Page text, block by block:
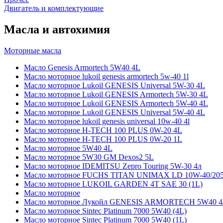
Двигатель и комплектующие
Масла и автохимия
Моторные масла
Масло Genesis Armortech 5W40 4L
Масло моторное lukoil genesis armortech 5w-40 1l
Масло моторное Lukoil GENESIS Universal 5W-30 4L
Масло моторное Lukoil GENESIS Armortech 5W-30 4L
Масло моторное Lukoil GENESIS Armortech 5W-40 4L
Масло моторное Lukoil GENESIS Universal 5W-40 4L
Масло моторное lukoil genesis universal 10w-40 4l
Масло моторное H-TECH 100 PLUS 0W-20 4L
Масло моторное H-TECH 100 PLUS 0W-20 1L
Масло моторное 5W40 4L
Масло моторное 5W30 GM Dexos2 5L
Масло моторное IDEMITSU Zepro Touring 5W-30 4л
Масло моторное FUCHS TITAN UNIMAX LD 10W-40/
Масло моторное LUKOIL GARDEN 4Т SAE 30 (1L)
Масло моторное
Масло моторное Лукойл GENESIS ARMORTECH 5W40
Масло моторное Sintec Platinum 7000 5W40 (4L)
Масло моторное Sintec Platinum 7000 5W40 (1L)